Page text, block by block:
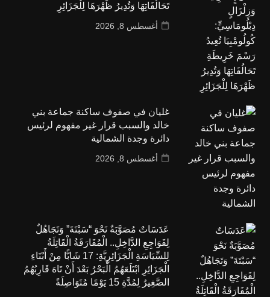
تَحَالُفَاتِهَا وَتُدِيرُ ظَهْرَهَا لِلْجَزَائِرِ
أغسطس 8, 2026
غليان في صفوف ساكنة جماعة بني
خالد والسبب قرار غير مفهوم لرئيس
دائرة وجدة الشمالية
أغسطس 8, 2026
عَدَسَاتٌ مُصَوَّبَةٌ نَحْوَ “سَبْتَةَ” وَتَجَاهُلٌ
لِفَوَاجِعِ الدَّاخِلِ.. الْمُفَارَقَةُ الْقَاتِلَةُ
لِلسِّيَاسَةِ الْجَزَائِرِيَّةِ: 17 شَابًّا مِنْ أَبْنَاءِ
الْجَزَائِرِ ابْتَلَعَهُمُ الْبَحْرُ بَعْدَ أَنْ تَاهَ قَارِبُهُمُ
الصَّغِيرُ لِمُدَّةِ 15 يَوْمًا مُتَوَاصِلَةً